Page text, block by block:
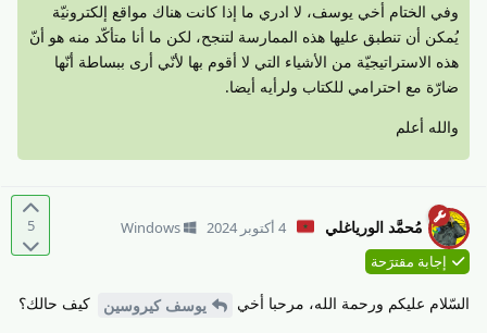
وفي الختام أخي يوسف، لا ادري ما إذا كانت هناك مواقع إلكترونيّة
يُمكن أن تنطبق عليها هذه الممارسة لتنجح، لكن ما أنا متأكّد منه هو أنّ
هذه الاستراتيجيّة من الأشياء التي لا أقوم بها لأنّي أرى ببساطة أنّها
ضارّة مع احترامي للكتاب ولرأيه أيضا.
والله أعلم
5 مُحمَّد الورياغلي 4 أكتوبر 2024
Windows
إجابة مقترَحة
السّلام عليكم ورحمة الله، مرحبا أخي يوسف كيروسين كيف حالك؟